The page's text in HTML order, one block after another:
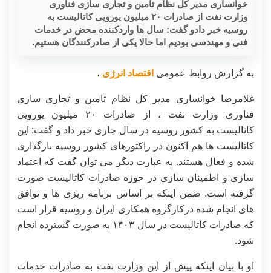
خوانساری مدیر کل نظام تامین و تجاری سازی فناوری
وزارت نفت از صادرات ۲۰ میلیون یورویی کاتالیست به
روسیه خبر دادو گفت: سال ها واردکننده محض در خدمات
فنی و مهندسی بودیم اما حالا یکی از صادرکنندگان هستیم.
به گزارش روابط عمومی اقتصاد انرژی ،
غلامرضا خوانساری مدیر کل نظام تامین و تجاری سازی
فناوری وزارت نفت ، از صادرات ۲۰ میلیون یورویی
کاتالیست به کشور روسیه در سال جاری خبر داد و گفت: این
کاتالیست ها هم اکنون در راکتورهای کشور روسیه بارگذاری
شده و فعال هستند. به عبارت دیگر می توان گفت که اعتماد
سازی و اطمینان سازی در حوزه صادرات کاتالیست صورت
گرفته است. ضمن اینکه بر اساس برنامه ریزی ها و توافق
های انجام شده درکارگروه همکاری ایران و روسیه قرار است
که صادرات کاتالیست در سال ۱۴۰۳ به صورت گسترده انجام
شود.
او با بیان اینکه پیش از این وزارت نفت به صادرات خدمات